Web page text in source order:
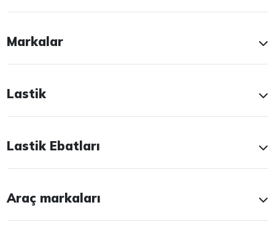
Markalar
Lastik
Lastik Ebatları
Araç markaları